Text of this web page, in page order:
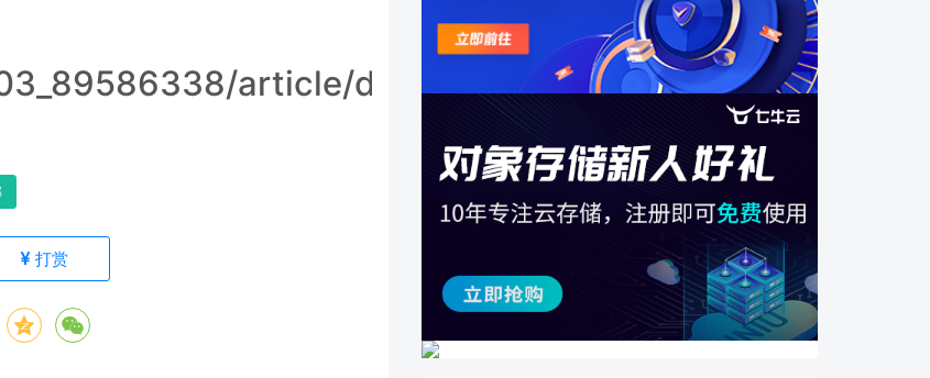
article/details/147366907
打赏